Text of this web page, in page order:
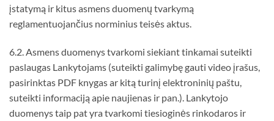
įstatymą ir kitus asmens duomenų tvarkymą
reglamentuojančius norminius teisės aktus.
6.2. Asmens duomenys tvarkomi siekiant tinkamai suteikti
paslaugas Lankytojams (suteikti galimybę gauti video įrašus,
pasirinktas PDF knygas ar kitą turinį elektroninių paštu,
suteikti informaciją apie naujienas ir pan.). Lankytojo
duomenys taip pat yra tvarkomi tiesioginės rinkodaros ir